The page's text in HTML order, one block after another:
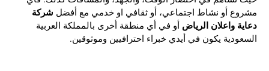
مشروع أو نشاط اجتماعي، أو ثقافي او خدمي مع أفضلشركة
دعاية واعلان الرياضأو في أي منطقة أخرى بالمملكة العربية
السعودية يكون في أيدي خبراء احترافيين وموثوقين.